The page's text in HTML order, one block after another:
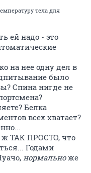
тела для
ей надо - это
на нее одну дел в
было
Спина нигде не
Белка
всех хватает?
ж ТАК ПРОСТО, что
Годами
нормальноже